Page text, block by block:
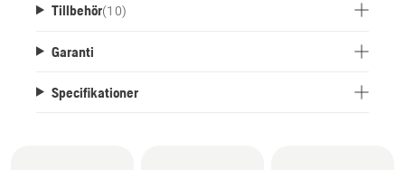
Tillbehör(10)
Garanti
Specifikationer